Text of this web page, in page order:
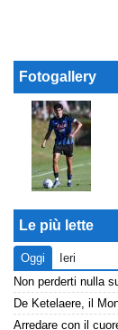
Fotogallery
Le più lette
Oggi
Ieri